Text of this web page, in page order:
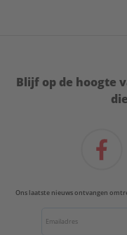
Blijf op de hoogte
Ons laatste nieuws ontvangen